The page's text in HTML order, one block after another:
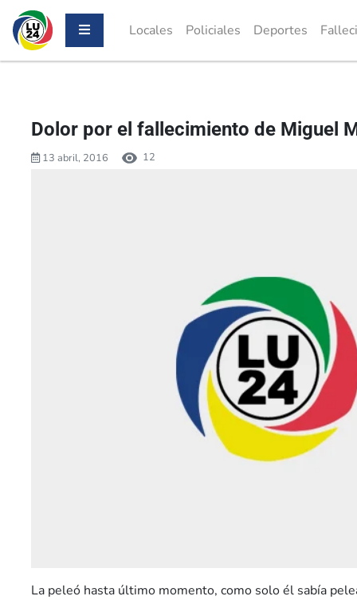
Locales Policiales Deportes
Dolor por el fallecimiento de Miguel
13 abril, 2016 12
La peleó hasta último momento, como solo él sabía